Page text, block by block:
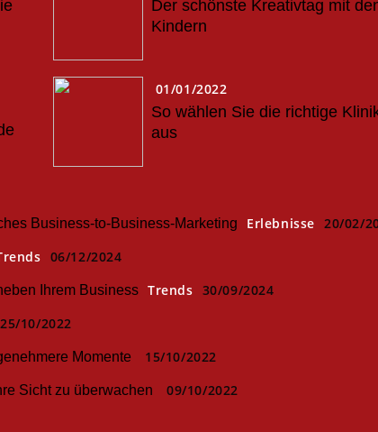
Der schönste Kreativtag mit
Kindern
01/01/2022
So wählen Sie die richtige
aus
Business-to-Business-Marketing Erlebnisse 20/02/
06/12/2024
Ihrem Business Trends 30/09/2024
25/10/2022
Momente 15/10/2022
Sicht zu überwachen 09/10/2022